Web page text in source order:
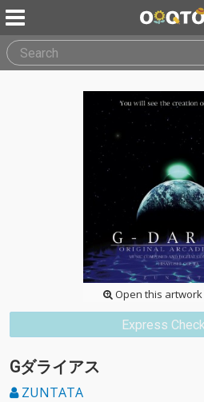
Open this
Express
Gダライアス
ZUNTATA